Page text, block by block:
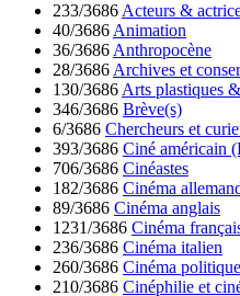
233/3686 Acteurs &
40/3686 Animation
36/3686 Anthropocène
28/3686 Archives et
130/3686 Arts plastiques
346/3686 Brève(s)
6/3686 Chercheurs et
393/3686 Ciné américain
706/3686 Cinéastes
182/3686 Cinéma
89/3686 Cinéma anglais
1231/3686 Cinéma
236/3686 Cinéma italien
260/3686 Cinéma politique
210/3686 Cinéphilie et